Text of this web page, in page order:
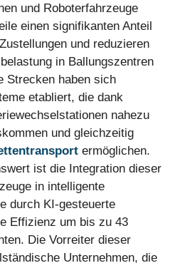
und Roboterfahrzeuge
einen signifikanten Anteil
und reduzieren
in Ballungszentren
Strecken haben sich
etabliert, die dank
nahezu
und gleichzeitig
ermöglichen.
ist die Integration dieser
in intelligente
durch KI-gesteuerte
Effizienz um bis zu 43
Die Vorreiter dieser
Unternehmen, die